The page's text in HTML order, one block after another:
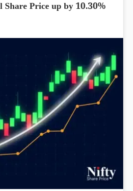
Share Price up by 10.30%